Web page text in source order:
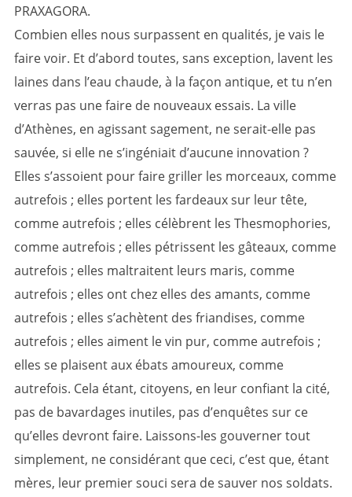
PRAXAGORA.
Combien elles nous surpassent en qualités, je vais le
faire voir. Et d’abord toutes, sans exception, lavent les
laines dans l’eau chaude, à la façon antique, et tu n’en
verras pas une faire de nouveaux essais. La ville
d’Athènes, en agissant sagement, ne serait-elle pas
sauvée, si elle ne s’ingéniait d’aucune innovation ?
Elles s’assoient pour faire griller les morceaux, comme
autrefois ; elles portent les fardeaux sur leur tête,
comme autrefois ; elles célèbrent les Thesmophories,
comme autrefois ; elles pétrissent les gâteaux, comme
autrefois ; elles maltraitent leurs maris, comme
autrefois ; elles ont chez elles des amants, comme
autrefois ; elles s’achètent des friandises, comme
autrefois ; elles aiment le vin pur, comme autrefois ;
elles se plaisent aux ébats amoureux, comme
autrefois. Cela étant, citoyens, en leur confiant la cité,
pas de bavardages inutiles, pas d’enquêtes sur ce
qu’elles devront faire. Laissons-les gouverner tout
simplement, ne considérant que ceci, c’est que, étant
mères, leur premier souci sera de sauver nos soldats.